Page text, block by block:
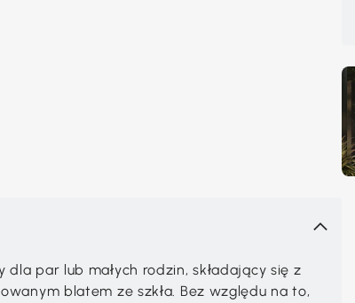
par lub małych rodzin, składający się z
blatem ze szkła. Bez względu na to,